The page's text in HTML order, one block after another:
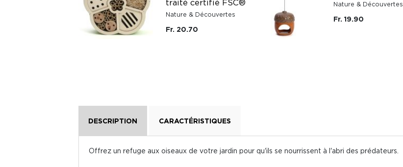
traité certifié FSC®
Nature & Découvertes
Fr. 20.70
Nature & Découvertes
Fr. 19.90
DESCRIPTION CARACTÉRISTIQUES
Offrez un refuge aux oiseaux de votre jardin pour qu'ils se nourrissent à l'abri des prédateurs.